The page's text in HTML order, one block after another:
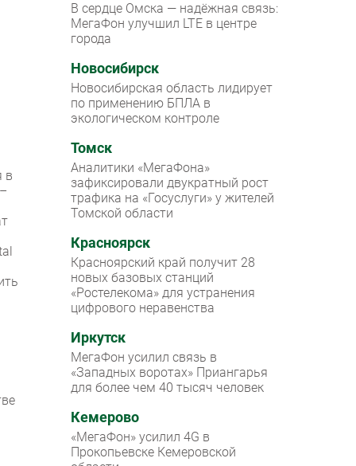
Аналитика
Интервью
Мероприятия
Проекты
IT класс
Тестовый стенд
Каталог компаний
в
В сердце Омска — надёжная связь:
МегаФон улучшил LTE в центре
города
Новосибирск
Новосибирская область лидирует
по применению БПЛА в
экологическом контроле
Томск
Аналитики «МегаФона»
зафиксировали двукратный рост
трафика на «Госуслуги» у жителей
Томской области
Красноярск
Красноярский край получит 28
новых базовых станций
«Ростелекома» для устранения
цифрового неравенства
Иркутск
МегаФон усилил связь в
«Западных воротах» Приангарья
для более чем 40 тысяч человек
Кемерово
«МегаФон» усилил 4G в
Прокопьевске Кемеровской